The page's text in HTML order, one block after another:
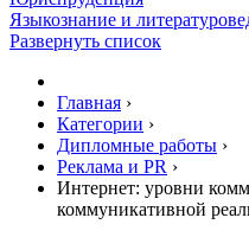
Языкознание и
Развернуть список
Главная ›
Категории ›
Дипломные работы ›
Реклама и PR ›
Интернет: уровни
коммуникативной